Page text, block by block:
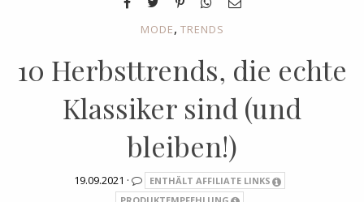
MODE, TRENDS
10 Herbsttrends, die echte
Klassiker sind (und
bleiben!)
19.09.2021 ·
ENTHÄLT AFFILIATE LINKS